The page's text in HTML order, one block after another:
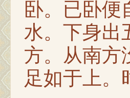
卧。已卧便
水。下身出
方。从南方
足如于上。